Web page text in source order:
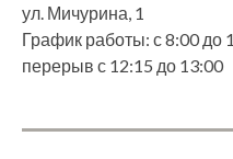
ул. Мичурина, 1
График работы: с 8:00 до
перерыв с 12:15 до 13:00